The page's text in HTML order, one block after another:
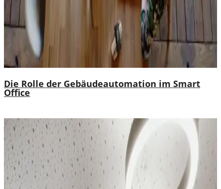
Die Rolle der Gebäudeautomation im Smart
Office